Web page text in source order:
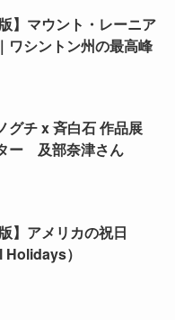
】マウント・レーニア
ワシントン州の最高峰
グチ x 斉白石 作品展
ー 及部奈津さん
】アメリカの祝日
Holidays）